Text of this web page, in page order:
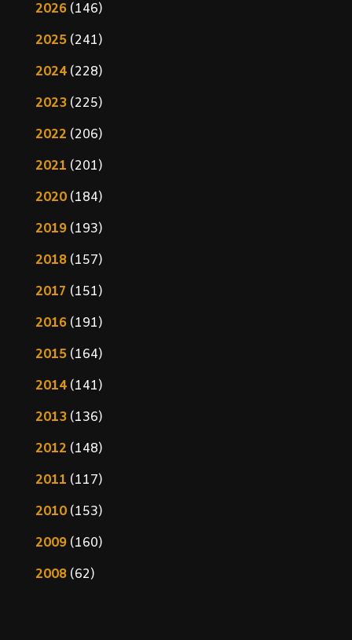
2026(146)
2025(241)
2024(228)
2023(225)
2022 (206)
2021 (201)
2020(184)
2019(193)
2018(157)
2017 (151)
2016(191)
2015(164)
2014(141)
2013(136)
2012 (148)
2011 (117)
2010(153)
2009(160)
2008(62)